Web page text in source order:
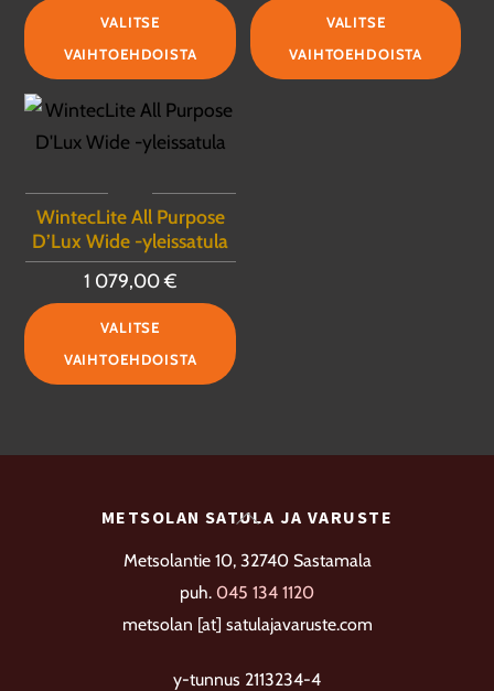
VALITSE
VAIHTOEHDOISTA
Tällä
tuotteella
tuotteen
VALITSE
VAIHTOEHDOISTA
WintecLite All Purpose
D’Lux Wide -yleissatula
1 079,00€
VALITSE
VAIHTOEHDOISTA
tuotteella
tehdä
tuotteen
sivulla.
Back
METSOLAN SATULA JA VARUSTE
Metsolantie 10, 32740 Sastamala
puh. 045 134 1120
metsolan [at] satulajavaruste.com
y-tunnus 2113234-4